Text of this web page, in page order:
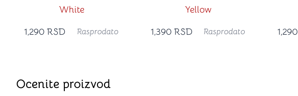
White
1,290 RSD Rasprodato
Yellow
1,390 RSD Rasprodato
1,290
Ocenite proizvod